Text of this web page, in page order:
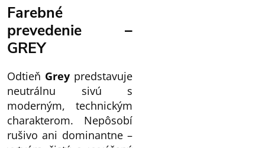
Farebné
prevedenie –
GREY
Odtieň Grey predstavuje
neutrálnu sivú s
moderným, technickým
charakterom. Nepôsobí
rušivo ani dominantne –